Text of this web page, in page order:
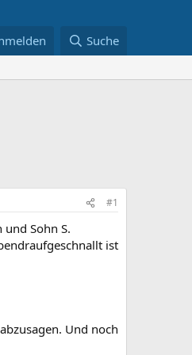
Suche
#1
Sohn S.
ist
Und noch